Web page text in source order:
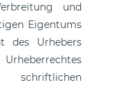
und
Eigentums
des Urhebers